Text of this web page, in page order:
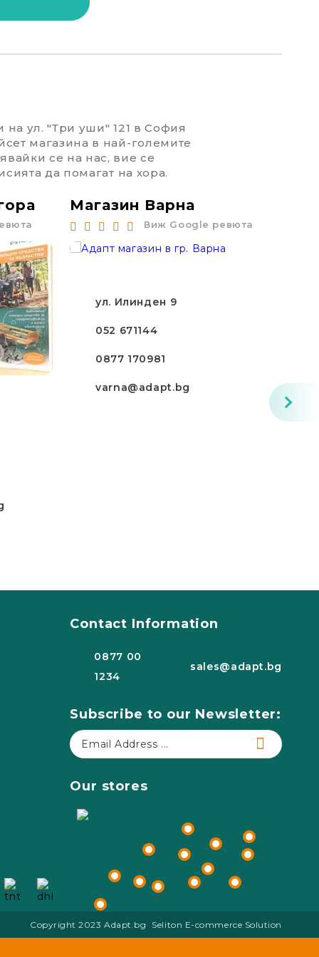
на ул. "Три уши" 121 в София
магазина в най-големите
се на нас, вие се
да помагат на хора.
Магазин Варна
Виж Google ревюта
ул. Илинден 9
052 671144
0877 170981
varna@adapt.bg
Contact Information
0877 00
1234
sales@adapt.bg
Subscribe to our Newsletter:
Our stores
Copyright 2023 Adapt.bg Seliton E-commerce Solution